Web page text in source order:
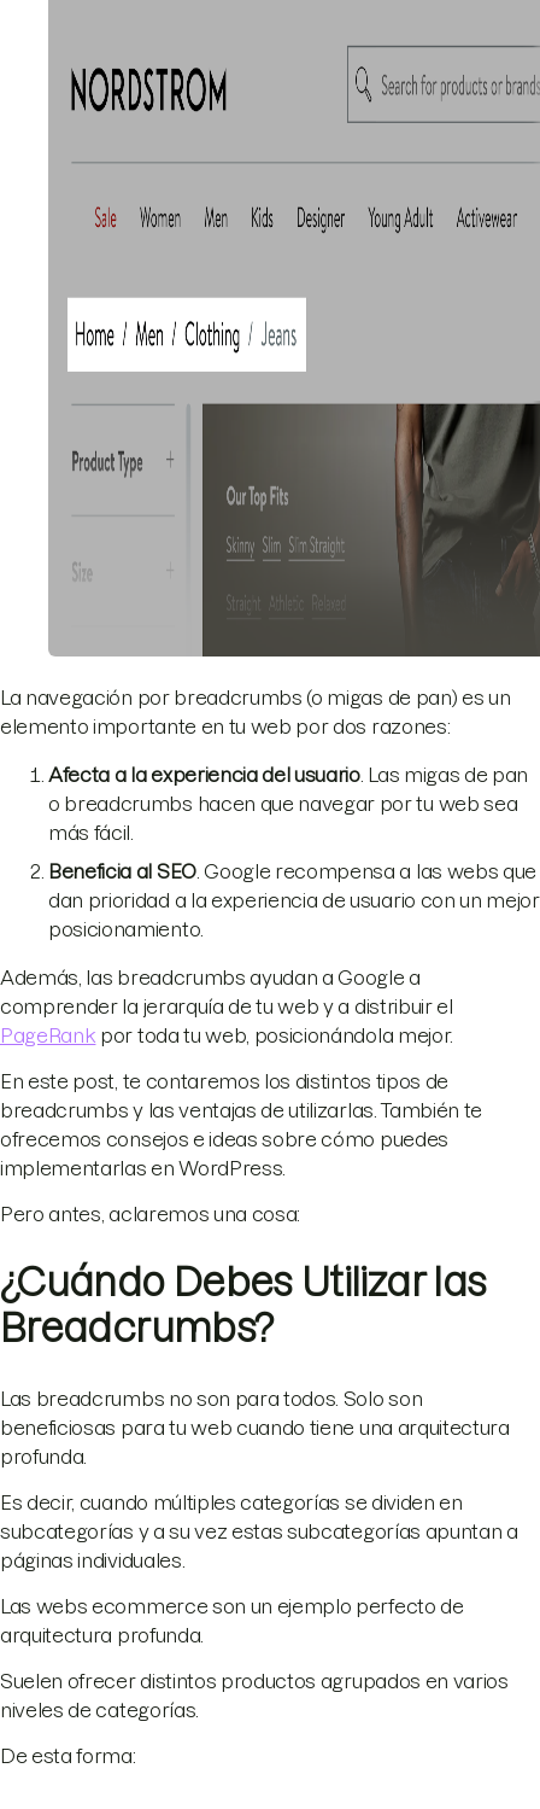
La navegación por breadcrumbs (o migas de pan) es un
elemento importante en tu web por dos razones:
Afecta a la experiencia del usuario. Las migas de pan
o breadcrumbs hacen que navegar por tu web sea
más fácil.
Beneficia al SEO. Google recompensa a las webs que
dan prioridad a la experiencia de usuario con un mejor
posicionamiento.
Además, las breadcrumbs ayudan a Google a
comprender la jerarquía de tu web y a distribuir el
PageRank por toda tu web, posicionándola mejor.
En este post, te contaremos los distintos tipos de
breadcrumbs y las ventajas de utilizarlas. También te
ofrecemos consejos e ideas sobre cómo puedes
implementarlas en WordPress.
Pero antes, aclaremos una cosa:
¿Cuándo Debes Utilizar las
Breadcrumbs?
Las breadcrumbs no son para todos. Solo son
beneficiosas para tu web cuando tiene una arquitectura
profunda.
Es decir, cuando múltiples categorías se dividen en
subcategorías y a su vez estas subcategorías apuntan a
páginas individuales.
Las webs ecommerce son un ejemplo perfecto de
arquitectura profunda.
Suelen ofrecer distintos productos agrupados en varios
niveles de categorías.
De esta forma: